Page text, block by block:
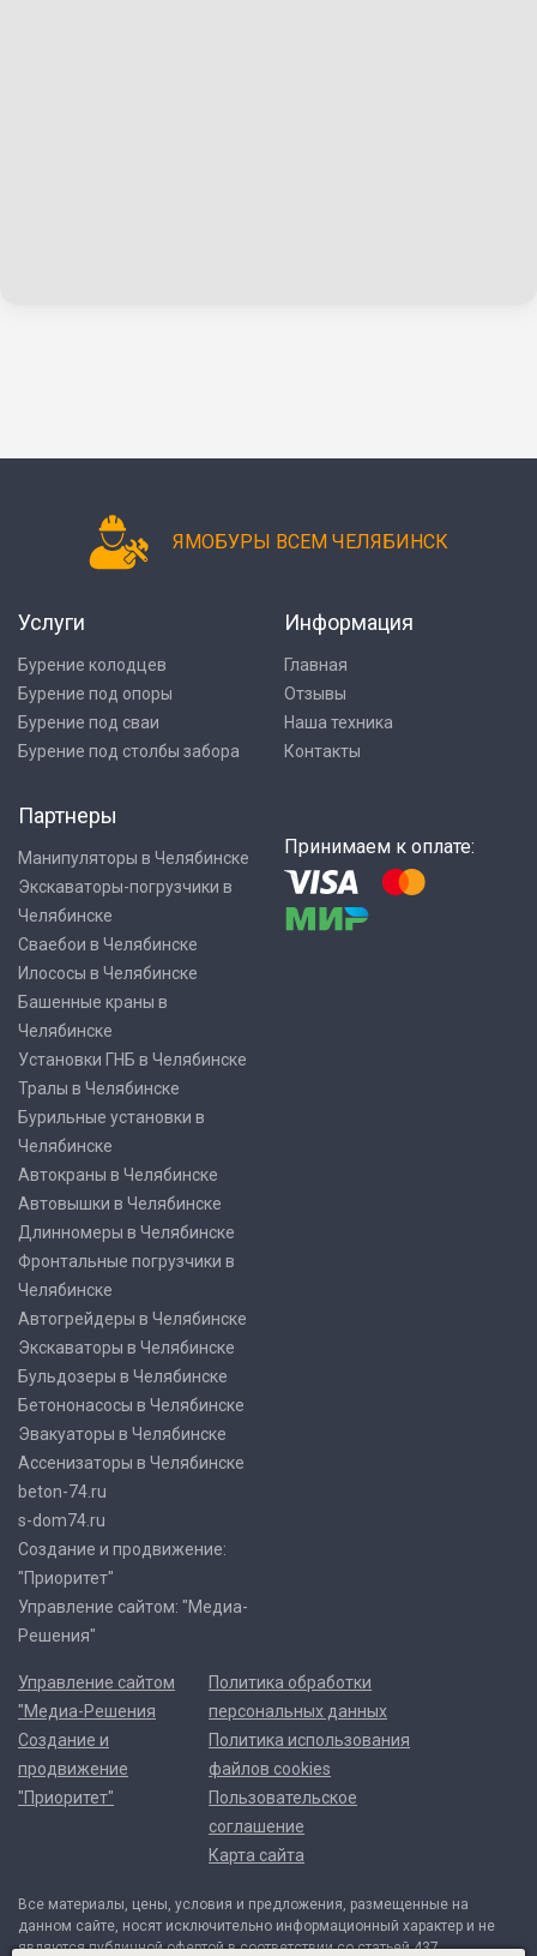
ЯМОБУРЫ ВСЕМ ЧЕЛЯБИНСК
Услуги
Бурение колодцев
Бурение под опоры
Бурение под сваи
Бурение под столбы забора
Информация
Главная
Отзывы
Наша техника
Контакты
Партнеры
Манипуляторы в Челябинске
Экскаваторы-погрузчики в
Челябинске
Сваебои в Челябинске
Илососы в Челябинске
Башенные краны в
Челябинске
Установки ГНБ в Челябинске
Тралы в Челябинске
Бурильные установки в
Челябинске
Автокраны в Челябинске
Автовышки в Челябинске
Длинномеры в Челябинске
Фронтальные погрузчики в
Челябинске
Автогрейдеры в Челябинске
Экскаваторы в Челябинске
Бульдозеры в Челябинске
Бетононасосы в Челябинске
Эвакуаторы в Челябинске
Ассенизаторы в Челябинске
beton-74.ru
s-dom74.ru
Создание и продвижение:
"Приоритет"
Управление сайтом: "Медиа-
Решения"
Принимаем к оплате:
Управление сайтом
"Медиа-Решения
Создание и
продвижение
"Приоритет"
Политика обработки
персональных данных
Политика использования
файлов cookies
Пользовательское
соглашение
Карта сайта
Все материалы, цены, условия и предложения, размещенные на
данном сайте, носят исключительно информационный характер и не
являются публичной офертой в соответствии со статьей 437